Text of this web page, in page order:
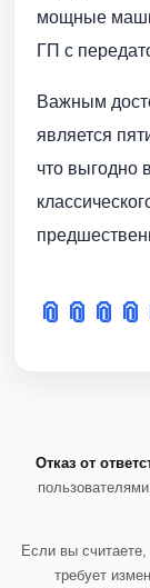
мощные
ГП с
Важным
является
что выгодно
📎 📎 📎 📎
Отказ от
Если вы
требует